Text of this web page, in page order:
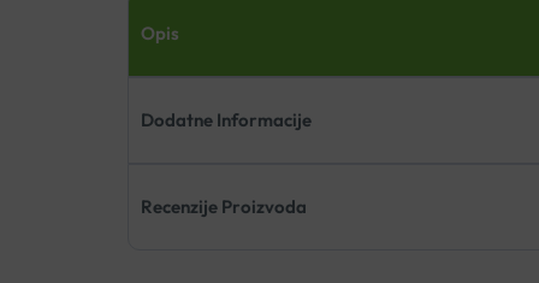
Opis
Dodatne Informacije
Recenzije Proizvoda